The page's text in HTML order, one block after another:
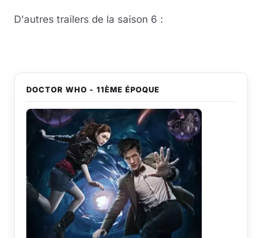
D'autres trailers de la saison 6 :
DOCTOR WHO - 11ÈME ÉPOQUE